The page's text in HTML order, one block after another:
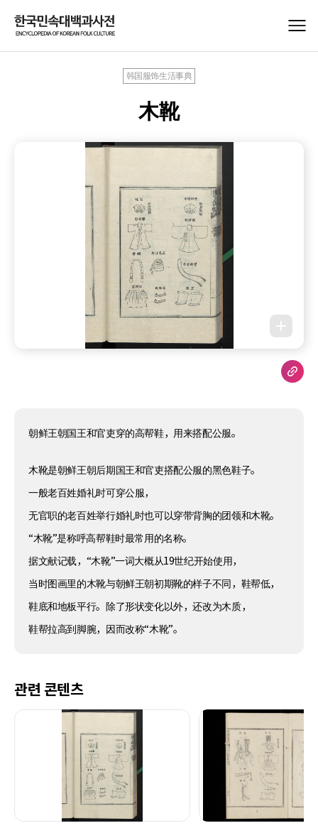
韩国服饰生活事典
木靴
朝鲜王朝国王和官吏穿的高帮鞋，用来搭配公服。
木靴是朝鲜王朝后期国王和官吏搭配公服的黑色鞋子。
一般老百姓婚礼时可穿公服，
无官职的老百姓举行婚礼时也可以穿带背胸的团领和木靴。
“木靴”是称呼高帮鞋时最常用的名称。
据文献记载，“木靴”一词大概从19世纪开始使用，
当时图画里的木靴与朝鲜王朝初期靴的样子不同，鞋帮低，
鞋底和地板平行。除了形状变化以外，还改为木质，
鞋帮拉高到脚腕，因而改称“木靴”。
관련 콘텐츠